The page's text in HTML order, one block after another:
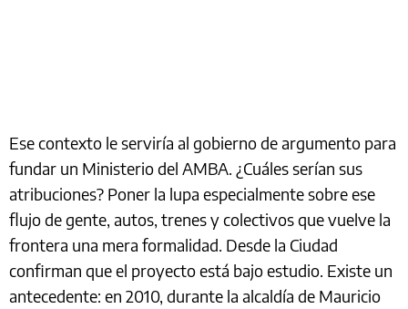
Ese contexto le serviría al gobierno de argumento para
fundar un Ministerio del AMBA. ¿Cuáles serían sus
atribuciones? Poner la lupa especialmente sobre ese
flujo de gente, autos, trenes y colectivos que vuelve la
frontera una mera formalidad. Desde la Ciudad
confirman que el proyecto está bajo estudio. Existe un
antecedente: en 2010, durante la alcaldía de Mauricio